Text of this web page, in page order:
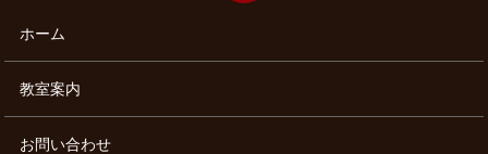
ホーム
教室案内
お問い合わせ